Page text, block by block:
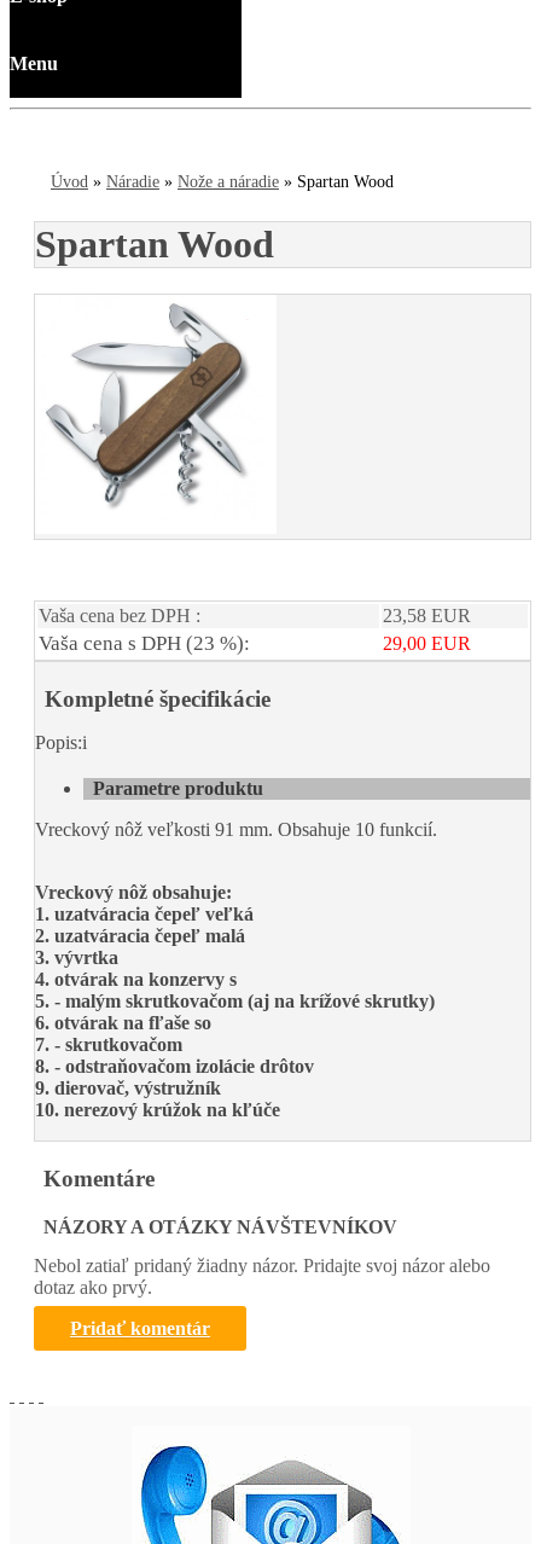
Menu
Úvod » Náradie » Nože a náradie » Spartan Wood
Spartan Wood
Vaša cena bez DPH : 23,58 EUR
Vaša cena s DPH (23 %): 29,00 EUR
Kompletné špecifikácie
Popis:i
Parametre produktu
Vreckový nôž veľkosti 91 mm. Obsahuje 10 funkcií.
Vreckový nôž obsahuje:
1. uzatváracia čepeľ veľká
2. uzatváracia čepeľ malá
3. vývrtka
4. otvárak na konzervy s
5. - malým skrutkovačom (aj na krížové skrutky)
6. otvárak na fľaše so
7. - skrutkovačom
8. - odstraňovačom izolácie drôtov
9. dierovač, výstružník
10. nerezový krúžok na kľúče
Komentáre
NÁZORY A OTÁZKY NÁVŠTEVNÍKOV
Nebol zatiaľ pridaný žiadny názor. Pridajte svoj názor alebo
dotaz ako prvý.
Pridať komentár